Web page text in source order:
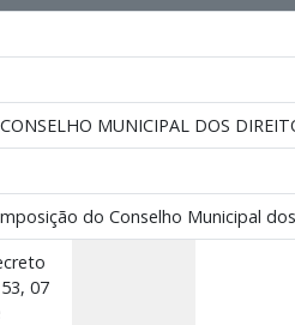
MUNICIPAL DOS
do Conselho Municipal
07